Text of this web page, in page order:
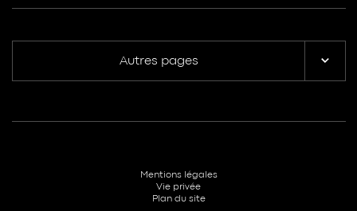
Autres pages
Mentions légales
Vie privée
Plan du site